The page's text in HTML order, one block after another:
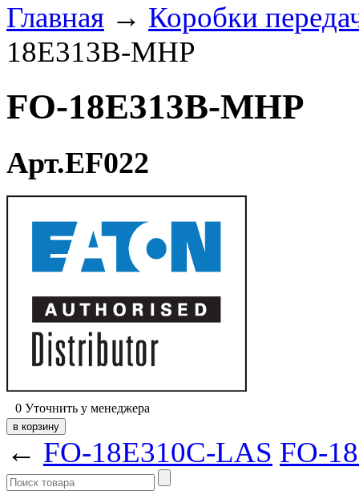
Главная → Коробки
18E313B-MHP
FO-18E313B-MHP
Арт.EF022
0 Уточнить у менеджера
← FO-18E310C-LAS FO-